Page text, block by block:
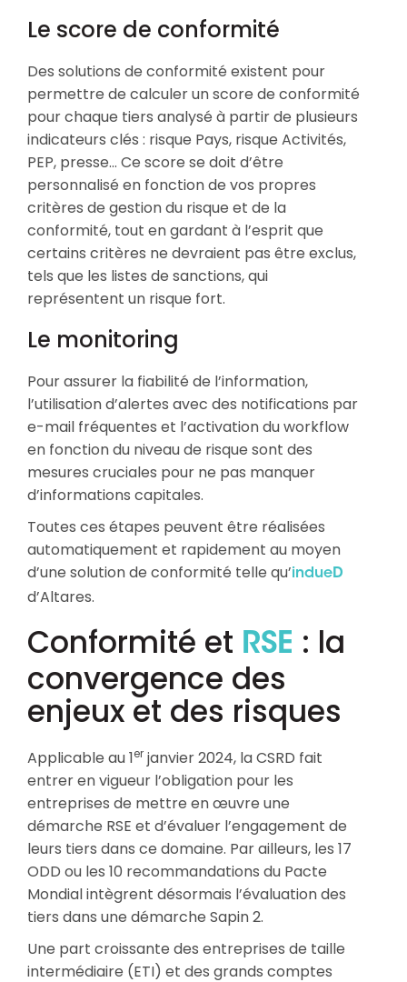
Le score de conformité
Des solutions de conformité existent pour
permettre de calculer un score de conformité
pour chaque tiers analysé à partir de plusieurs
indicateurs clés : risque Pays, risque Activités,
PEP, presse… Ce score se doit d’être
personnalisé en fonction de vos propres
critères de gestion du risque et de la
conformité, tout en gardant à l’esprit que
certains critères ne devraient pas être exclus,
tels que les listes de sanctions, qui
représentent un risque fort.
Le monitoring
Pour assurer la fiabilité de l’information,
l’utilisation d’alertes avec des notifications par
e-mail fréquentes et l’activation du workflow
en fonction du niveau de risque sont des
mesures cruciales pour ne pas manquer
d’informations capitales.
Toutes ces étapes peuvent être réalisées
automatiquement et rapidement au moyen
d’une solution de conformité telle qu’indueD
d’Altares.
Conformité et RSE : la
convergence des
enjeux et des risques
Applicable au 1er janvier 2024, la CSRD fait
entrer en vigueur l’obligation pour les
entreprises de mettre en œuvre une
démarche RSE et d’évaluer l’engagement de
leurs tiers dans ce domaine. Par ailleurs, les 17
ODD ou les 10 recommandations du Pacte
Mondial intègrent désormais l’évaluation des
tiers dans une démarche Sapin 2.​
Une part croissante des entreprises de taille
intermédiaire (ETI) et des grands comptes